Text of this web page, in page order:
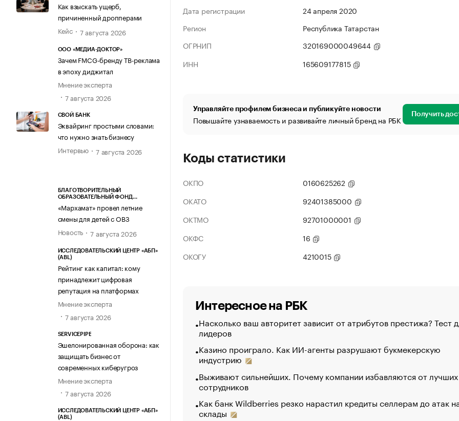
Как взыскать ущерб,
причиненный дропперами
Кейс
7 августа 2026
ООО «МЕДИА-ДОКТОР»
Зачем FMCG-бренду ТВ-реклама
в эпоху диджитал
Мнение эксперта
7 августа 2026
СВОЙ БАНК
Эквайринг простыми словами:
что нужно знать бизнесу
Интервью
7 августа 2026
БЛАГОТВОРИТЕЛЬНЫЙ
ОБРАЗОВАТЕЛЬНЫЙ ФОНД
«Мархамат» провел летние
смены для детей с ОВЗ
Новость
7 августа 2026
ИССЛЕДОВАТЕЛЬСКИЙ ЦЕНТР «АБП»
(ABL)
Рейтинг как капитал: кому
принадлежит цифровая
репутация на платформах
Мнение эксперта
7 августа 2026
SERVICEPIPE
Эшелонированная оборона: как
защищать бизнес от
современных киберугроз
Мнение эксперта
7 августа 2026
ИССЛЕДОВАТЕЛЬСКИЙ ЦЕНТР «АБП»
(ABL)
Дата регистрации
24 апреля 2020
Регион
Республика Татарстан
ОГРНИП
320169000049644
ИНН
165609177815
Управляйте профилем бизнеса и публикуйте новости
Повышайте узнаваемость и развивайте личный бренд на РБК Получить
Коды статистики
ОКПО
0160625262
ОКАТО
92401385000
ОКТМО
92701000001
ОКФС
16
ОКОГУ
4210015
Интересное на РБК
Насколько ваш авторитет зависит от атрибутов престижа? Тест
лидеров
Казино проиграло. Как ИИ-агенты разрушают букмекерскую
индустрию
Выживают сильнейших. Почему компании избавляются от лучших
сотрудников
Как банк Wildberries резко нарастил кредиты селлерам до атак
склады